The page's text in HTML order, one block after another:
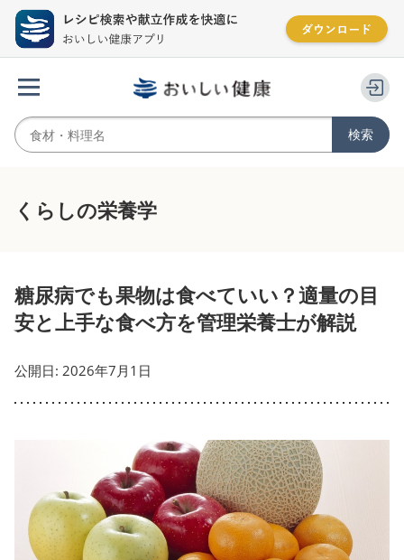
くらしの栄養学
糖尿病でも果物は食べていい？適量の目
安と上手な食べ方を管理栄養士が解説
公開日: 2026年7月1日